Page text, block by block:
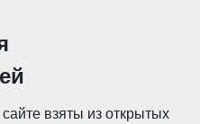
взяты из открытых